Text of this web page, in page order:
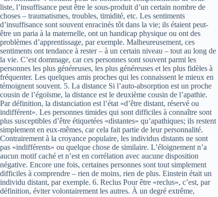
liste, l’insuffisance peut être le sous-produit d’un certain nombre de
choses – traumatismes, troubles, timidité, etc. Les sentiments
d’insuffisance sont souvent enracinés tôt dans la vie; ils étaient peut-
être un paria à la maternelle, ont un handicap physique ou ont des
problèmes d’apprentissage, par exemple. Malheureusement, ces
sentiments ont tendance à rester – à un certain niveau – tout au long de
la vie. C’est dommage, car ces personnes sont souvent parmi les
personnes les plus généreuses, les plus généreuses et les plus fidèles à
fréquenter. Les quelques amis proches qui les connaissent le mieux en
témoignent souvent. 5. La distance Si l’auto-absorption est un proche
cousin de l’égoïsme, la distance est le deuxième cousin de l’apathie.
Par définition, la distanciation est l’état «d’être distant, réservé ou
indifférent». Les personnes timides qui sont difficiles à connaître sont
plus susceptibles d’être étiquetées «distantes» qu’apathiques; ils restent
simplement en eux-mêmes, car cela fait partie de leur personnalité.
Contrairement à la croyance populaire, les individus distants ne sont
pas «indifférents» ou quelque chose de similaire. L’éloignement n’a
aucun motif caché et n’est en corrélation avec aucune disposition
négative. Encore une fois, certaines personnes sont tout simplement
difficiles à comprendre – rien de moins, rien de plus. Einstein était un
individu distant, par exemple. 6. Reclus Pour être «reclus», c’est, par
définition, éviter volontairement les autres. À un degré extrême,